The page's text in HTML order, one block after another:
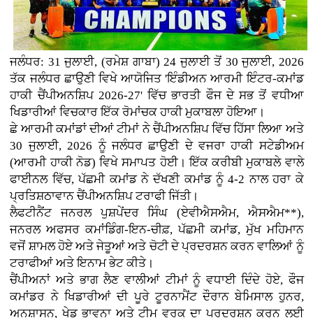
ਜਲੰਧਰ: 31 ਜੁਲਾਈ, (ਰਮੇਸ਼ ਗਾਬਾ) 24 ਜੁਲਾਈ ਤੋਂ 30 ਜੁਲਾਈ, 2026
ਤੱਕ ਜਲੰਧਰ ਛਾਉਣੀ ਵਿਖੇ ਆਯੋਜਿਤ 'ਇੰਡੀਅਨ ਆਰਮੀ ਇੰਟਰ-ਕਮਾਂਡ
ਹਾਕੀ ਚੈਂਪੀਅਨਸ਼ਿਪ 2026-27' ਵਿੱਚ ਭਾਰਤੀ ਫੌਜ ਦੇ ਸਭ ਤੋਂ ਵਧੀਆ
ਖਿਡਾਰੀਆਂ ਵਿਚਕਾਰ ਇੱਕ ਰੋਮਾਂਚਕ ਹਾਕੀ ਮੁਕਾਬਲਾ ਹੋਇਆ।
ਛੇ ਆਰਮੀ ਕਮਾਂਡਾਂ ਦੀਆਂ ਟੀਮਾਂ ਨੇ ਚੈਂਪੀਅਨਸ਼ਿਪ ਵਿੱਚ ਹਿੱਸਾ ਲਿਆ ਅਤੇ
30 ਜੁਲਾਈ, 2026 ਨੂੰ ਜਲੰਧਰ ਛਾਉਣੀ ਦੇ ਵਜਰਾ ਹਾਕੀ ਸਟੇਡੀਅਮ
(ਆਰਮੀ ਹਾਕੀ ਨੋਡ) ਵਿਖੇ ਸਮਾਪਤ ਹੋਈ। ਇੱਕ ਕਰੀਬੀ ਮੁਕਾਬਲੇ ਵਾਲੇ
ਫਾਈਨਲ ਵਿੱਚ, ਪੱਛਮੀ ਕਮਾਂਡ ਨੇ ਦੱਖਣੀ ਕਮਾਂਡ ਨੂੰ 4-2 ਨਾਲ ਹਰਾ ਕੇ
ਪ੍ਰਤਿਸ਼ਠਾਵਾਨ ਚੈਂਪੀਅਨਸ਼ਿਪ ਟਰਾਫੀ ਜਿੱਤੀ।
ਲੈਫਟੀਨੈਂਟ ਜਨਰਲ ਪੁਸ਼ਪੇਂਦਰ ਸਿੰਘ (ਏਵੀਐਸਐਮ, ਐਸਐਮ**),
ਜਨਰਲ ਅਫਸਰ ਕਮਾਂਡਿੰਗ-ਇਨ-ਚੀਫ਼, ਪੱਛਮੀ ਕਮਾਂਡ, ਮੁੱਖ ਮਹਿਮਾਨ
ਵਜੋਂ ਸ਼ਾਮਲ ਹੋਏ ਅਤੇ ਜੇਤੂਆਂ ਅਤੇ ਚੋਟੀ ਦੇ ਪ੍ਰਦਰਸ਼ਨ ਕਰਨ ਵਾਲਿਆਂ ਨੂੰ
ਟਰਾਫੀਆਂ ਅਤੇ ਇਨਾਮ ਭੇਟ ਕੀਤੇ।
ਚੈਂਪੀਅਨਾਂ ਅਤੇ ਭਾਗ ਲੈਣ ਵਾਲੀਆਂ ਟੀਮਾਂ ਨੂੰ ਵਧਾਈ ਦਿੰਦੇ ਹੋਏ, ਫੌਜ
ਕਮਾਂਡਰ ਨੇ ਖਿਡਾਰੀਆਂ ਦੀ ਪੂਰੇ ਟੂਰਨਾਮੈਂਟ ਦੌਰਾਨ ਬੇਮਿਸਾਲ ਹੁਨਰ,
ਅਨੁਸ਼ਾਸਨ, ਖੇਡ ਭਾਵਨਾ ਅਤੇ ਟੀਮ ਵਰਕ ਦਾ ਪ੍ਰਦਰਸ਼ਨ ਕਰਨ ਲਈ